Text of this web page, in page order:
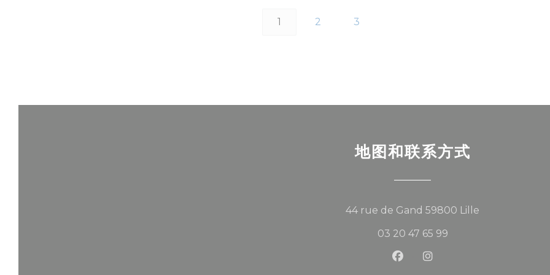
1 2 3
地图和联系方式
44 rue de Gand 59800 Lille
03 20 47 65 99
Facebook ((在新窗口中打开))
Instagram ((在新窗口中